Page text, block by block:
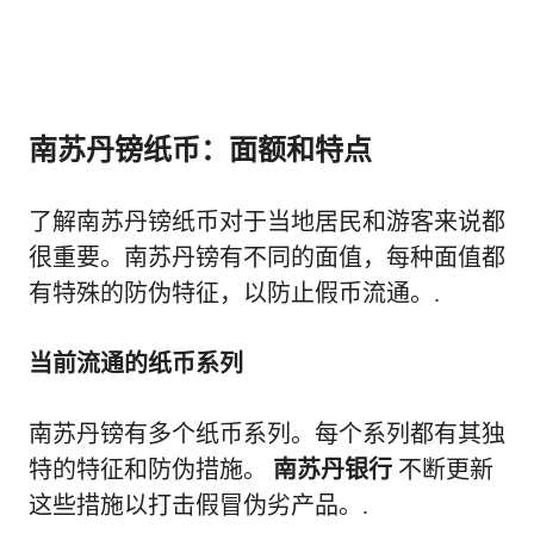
南苏丹镑纸币：面额和特点
了解南苏丹镑纸币对于当地居民和游客来说都
很重要。南苏丹镑有不同的面值，每种面值都
有特殊的防伪特征，以防止假币流通。.
当前流通的纸币系列
南苏丹镑有多个纸币系列。每个系列都有其独
特的特征和防伪措施。 南苏丹银行 不断更新
这些措施以打击假冒伪劣产品。.